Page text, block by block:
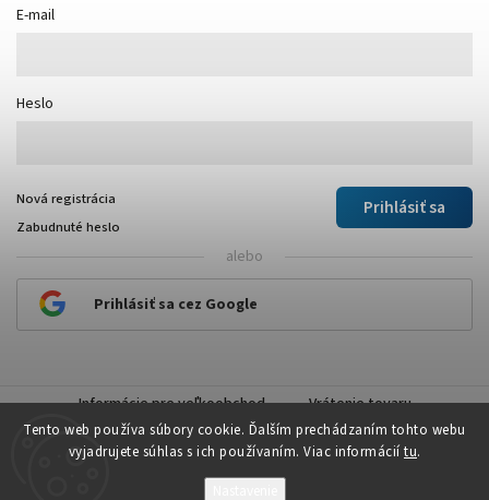
Tento web používa súbory cookie. Ďalším prechádzaním tohto webu
vyjadrujete súhlas s ich používaním. Viac informácií tu.
E-mail
Heslo
Prihlásiť sa
Nová registrácia
Zabudnuté heslo
alebo
Prihlásiť sa cez Google
Informácie pre veľkoobchod Vrátenie tovaru